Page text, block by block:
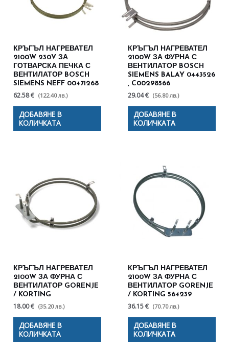
КРЪГЪЛ НАГРЕВАТЕЛ
2100W 230V ЗА
ГОТВАРСКА ПЕЧКА С
ВЕНТИЛАТОР BOSCH
SIEMENS NEFF 00471268
62.58 € (122.40 лв.)
ДОБАВЯНЕ В
КОЛИЧКАТА
КРЪГЪЛ НАГРЕВАТЕЛ
2100W ЗА ФУРНА С
ВЕНТИЛАТОР BOSCH
SIEMENS BALAY 0443526
, C00298566
29.04 € (56.80 лв.)
ДОБАВЯНЕ В
КОЛИЧКАТА
КРЪГЪЛ НАГРЕВАТЕЛ
2100W ЗА ФУРНА С
ВЕНТИЛАТОР GORENJE
/ KORTING
18.00 € (35.20 лв.)
ДОБАВЯНЕ В
КОЛИЧКАТА
КРЪГЪЛ НАГРЕВАТЕЛ
2100W ЗА ФУРНА С
ВЕНТИЛАТОР GORENJE
/ KORTING 564239
36.15 € (70.70 лв.)
ДОБАВЯНЕ В
КОЛИЧКАТА